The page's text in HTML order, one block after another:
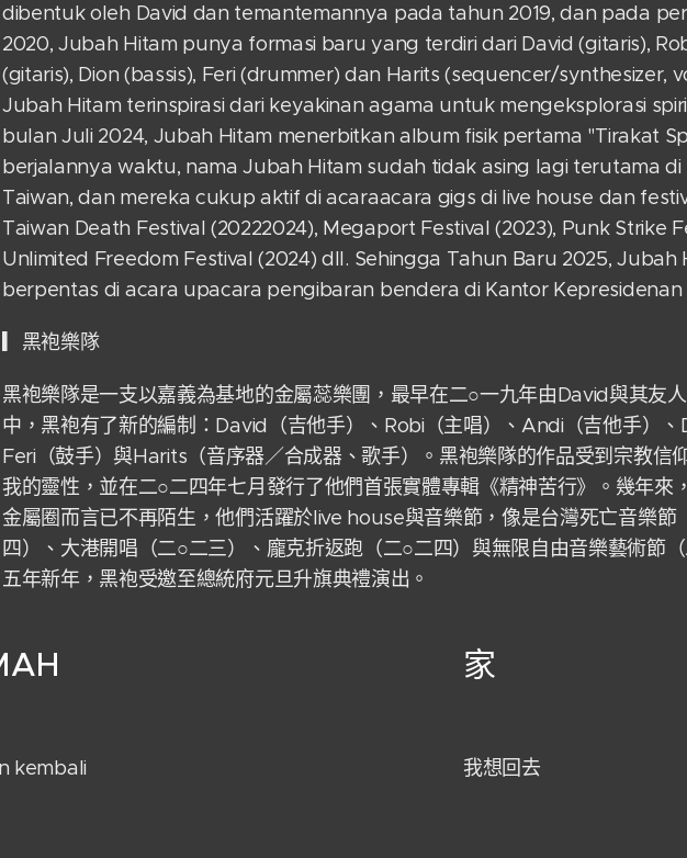
dibentuk oleh David dan temantemannya pada tahun 2019, dan pada
2020, Jubah Hitam punya formasi baru yang terdiri dari David (gitaris),
(gitaris), Dion (bassis), Feri (drummer) dan Harits (sequencer/synthesizer,
Jubah Hitam terinspirasi dari keyakinan agama untuk mengeksplorasi
bulan Juli 2024, Jubah Hitam menerbitkan album fisik pertama "Tirakat
berjalannya waktu, nama Jubah Hitam sudah tidak asing lagi terutama di
Taiwan, dan mereka cukup aktif di acaraacara gigs di live house dan
Taiwan Death Festival (20222024), Megaport Festival (2023), Punk Strike
Unlimited Freedom Festival (2024) dll. Sehingga Tahun Baru 2025,
berpentas di acara upacara pengibaran bendera di Kantor Kepresidenan
▎黑袍樂隊
黑袍樂隊是一支以嘉義為基地的金屬蕊樂團，最早在二○一九年由David與其友
中，黑袍有了新的編制：David（吉他手）、Robi（主唱）、Andi（吉他手）
Feri（鼓手）與Harits（音序器／合成器、歌手）。黑袍樂隊的作品受到宗教信
我的靈性，並在二○二四年七月發行了他們首張實體專輯《精神苦行》。幾年來
金屬圈而言已不再陌生，他們活躍於live house與音樂節，像是台灣死亡音樂節
四）、大港開唱（二○二三）、龐克折返跑（二○二四）與無限自由音樂藝術節
五年新年，黑袍受邀至總統府元旦升旗典禮演出。
kembali
家
我想回去